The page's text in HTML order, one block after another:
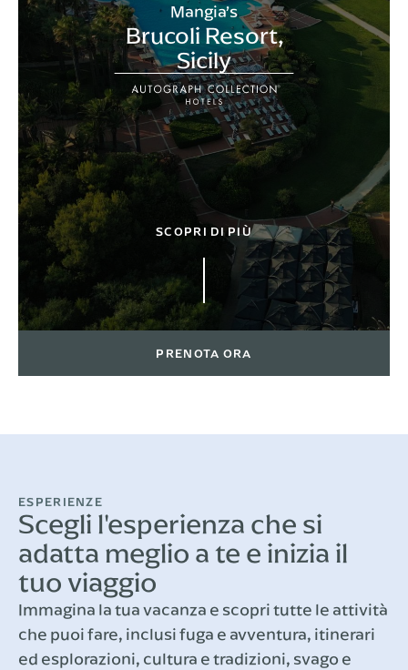
Mangia’s
Brucoli Resort,
Sicily
SCOPRI DI PIÙ
PRENOTA ORA
ESPERIENZE
Scegli l'esperienza che si
adatta meglio a te e inizia il
tuo viaggio
Immagina la tua vacanza e scopri tutte le attività
che puoi fare, inclusi fuga e avventura, itinerari
ed esplorazioni, cultura e tradizioni, svago e